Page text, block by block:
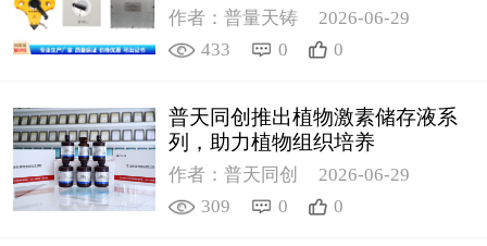
作者：普量天铸
2026-06-29
433
0 0
普天同创推出植物激素储存液系
列，助力植物组织培养
作者：普天同创
2026-06-29
309
0 0